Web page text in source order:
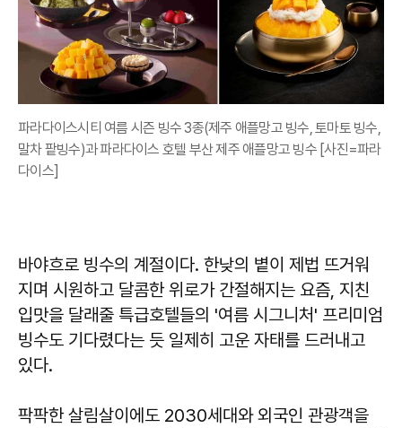
파라다이스시티 여름 시즌 빙수 3종(제주 애플망고 빙수, 토마토 빙수,
말차 팥빙수)과 파라다이스 호텔 부산 제주 애플망고 빙수 [사진=파라
다이스]
바야흐로 빙수의 계절이다. 한낮의 볕이 제법 뜨거워
지며 시원하고 달콤한 위로가 간절해지는 요즘, 지친
입맛을 달래줄 특급호텔들의 '여름 시그니처' 프리미엄
빙수도 기다렸다는 듯 일제히 고운 자태를 드러내고
있다.
팍팍한 살림살이에도 2030세대와 외국인 관광객을